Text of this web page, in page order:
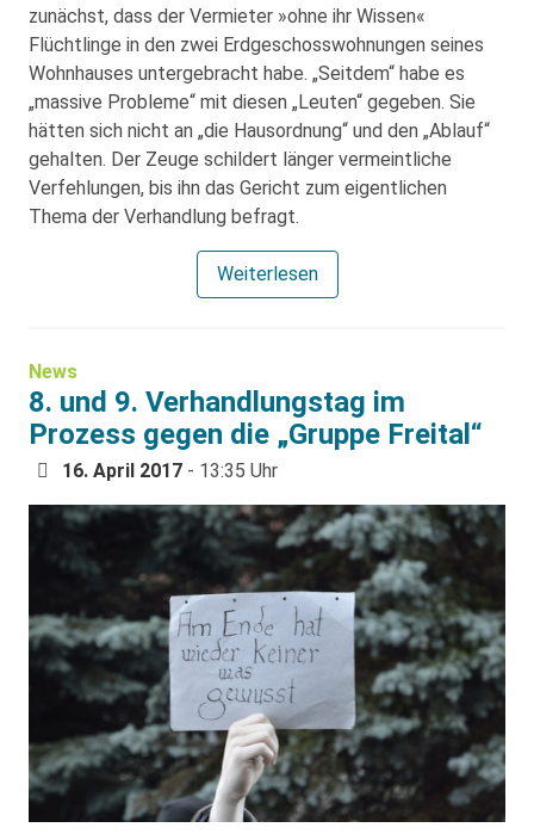
zunächst, dass der Vermieter »ohne ihr Wissen«
Flüchtlinge in den zwei Erdgeschosswohnungen seines
Wohnhauses untergebracht habe. „Seitdem“ habe es
„massive Probleme“ mit diesen „Leuten“ gegeben. Sie
hätten sich nicht an „die Hausordnung“ und den „Ablauf“
gehalten. Der Zeuge schildert länger vermeintliche
Verfehlungen, bis ihn das Gericht zum eigentlichen
Thema der Verhandlung befragt.
Weiterlesen
News
8. und 9. Verhandlungstag im
Prozess gegen die „Gruppe Freital“
16. April 2017 - 13:35 Uhr